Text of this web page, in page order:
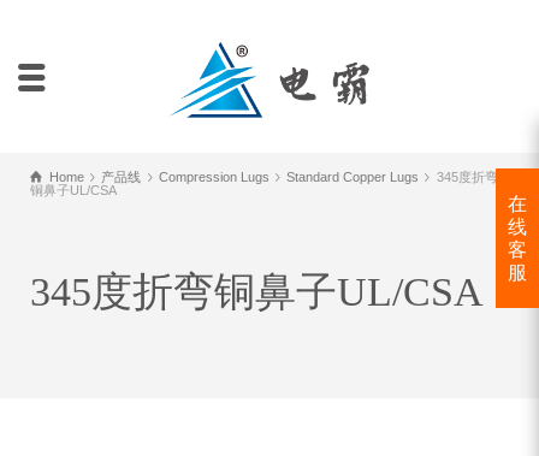
Home 产品线 Compression Lugs Standard Copper Lugs
345度折弯
铜鼻子UL/CSA
345度折弯铜鼻子UL/CSA
在
线
客
服